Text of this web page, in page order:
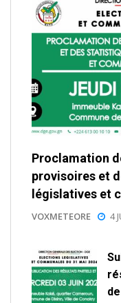
Proclamation
provisoires et
législatives et
VOXMETEORE 4